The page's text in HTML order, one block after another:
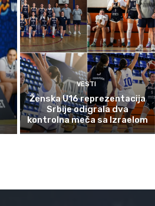
VESTI
Ženska U16 reprezentacija
Srbije odigrala dva
kontrolna meča sa Izraelom